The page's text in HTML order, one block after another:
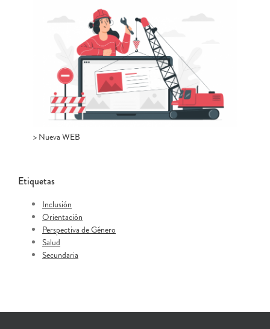
> Nueva WEB
Etiquetas
Inclusión
Orientación
Perspectiva de Género
Salud
Secundaria